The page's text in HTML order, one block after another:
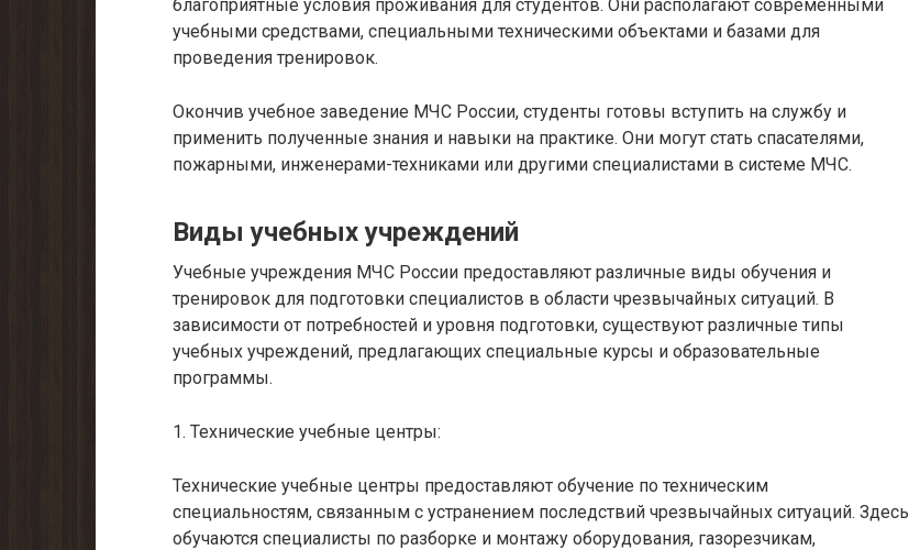
благоприятные условия проживания для студентов. Они располагают современными
учебными средствами, специальными техническими объектами и базами для
проведения тренировок.
Окончив учебное заведение МЧС России, студенты готовы вступить на службу и
применить полученные знания и навыки на практике. Они могут стать спасателями,
пожарными, инженерами-техниками или другими специалистами в системе МЧС.
Виды учебных учреждений
Учебные учреждения МЧС России предоставляют различные виды обучения и
тренировок для подготовки специалистов в области чрезвычайных ситуаций. В
зависимости от потребностей и уровня подготовки, существуют различные типы
учебных учреждений, предлагающих специальные курсы и образовательные
программы.
1. Технические учебные центры:
Технические учебные центры предоставляют обучение по техническим
специальностям, связанным с устранением последствий чрезвычайных ситуаций. Здесь
обучаются специалисты по разборке и монтажу оборудования, газорезчикам,